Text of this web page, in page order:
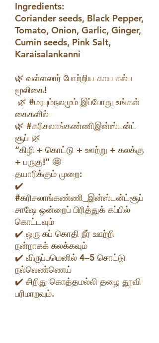
Ingredients:
Coriander seeds, Black Pepper,
Tomato, Onion, Garlic, Ginger,
Cumin seeds, Pink Salt,
Karaisalankanni
🌿 வள்ளலார் போற்றிய காய கல்ப
மூலிகை!
🌿 #மரபும்நலமும் இப்போது உங்கள்
கைகளில்
🌿 #கரிசலாங்கண்ணிஇன்ஸ்டன்ட்
சூப் 🌿
“கிழி + கொட்டு + ஊற்று + கலக்கு
+ பருகு!” 🤩
தயாரிக்கும் முறை:
✔️
#கரிசலாங்கண்ணி_இன்ஸ்டன்ட்சூப்
சாஷே ஒன்றைப் பிரித்துக் கப்பில்
கொட்டவும்
✔️ ஒரு கப் கொதி நீர் ஊற்றி
நன்றாகக் கலக்கவும்
✔️ விருப்பமெனில் 4–5 சொட்டு
நல்லெண்ணெய்
✔️ சிறிது கொத்தமல்லி தழை தூவி
பரிமாறவும்.